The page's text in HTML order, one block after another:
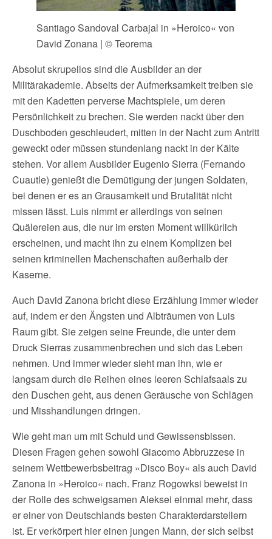
Santiago Sandoval Carbajal in »Heroico« von
David Zonana | © Teorema
Absolut skrupellos sind die Ausbilder an der
Militärakademie. Abseits der Aufmerksamkeit treiben sie
mit den Kadetten perverse Machtspiele, um deren
Persönlichkeit zu brechen. Sie werden nackt über den
Duschboden geschleudert, mitten in der Nacht zum Antritt
geweckt oder müssen stundenlang nackt in der Kälte
stehen. Vor allem Ausbilder Eugenio Sierra (Fernando
Cuautle) genießt die Demütigung der jungen Soldaten,
bei denen er es an Grausamkeit und Brutalität nicht
missen lässt. Luis nimmt er allerdings von seinen
Quälereien aus, die nur im ersten Moment willkürlich
erscheinen, und macht ihn zu einem Komplizen bei
seinen kriminellen Machenschaften außerhalb der
Kaserne.
Auch David Zanona bricht diese Erzählung immer wieder
auf, indem er den Ängsten und Albträumen von Luis
Raum gibt. Sie zeigen seine Freunde, die unter dem
Druck Sierras zusammenbrechen und sich das Leben
nehmen. Und immer wieder sieht man ihn, wie er
langsam durch die Reihen eines leeren Schlafsaals zu
den Duschen geht, aus denen Geräusche von Schlägen
und Misshandlungen dringen.
Wie geht man um mit Schuld und Gewissensbissen.
Diesen Fragen gehen sowohl Giacomo Abbruzzese in
seinem Wettbewerbsbeitrag »Disco Boy« als auch David
Zanona in »Heroico« nach. Franz Rogowksi beweist in
der Rolle des schweigsamen Aleksei einmal mehr, dass
er einer von Deutschlands besten Charakterdarstellern
ist. Er verkörpert hier einen jungen Mann, der sich selbst